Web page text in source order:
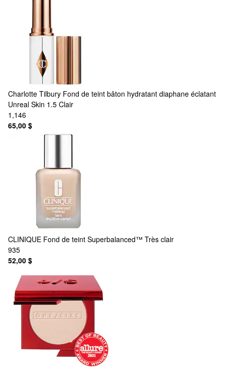
Charlotte Tilbury Fond de teint bâton hydratant diaphane éclatant
Unreal Skin 1.5 Clair
1,146
65,00 $
CLINIQUE Fond de teint Superbalanced™ Très clair
935
52,00 $